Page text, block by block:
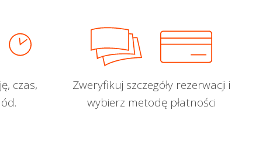
czas,
Zweryfikuj szczegóły rezerwacji i
wybierz metodę płatności